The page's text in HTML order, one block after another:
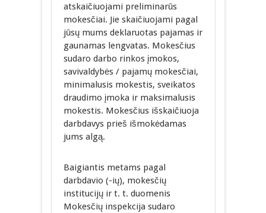
atskaičiuojami preliminarūs
mokesčiai. Jie skaičiuojami pagal
jūsų mums deklaruotas pajamas ir
gaunamas lengvatas. Mokesčius
sudaro darbo rinkos įmokos,
savivaldybės / pajamų mokesčiai,
minimalusis mokestis, sveikatos
draudimo įmoka ir maksimalusis
mokestis. Mokesčius išskaičiuoja
darbdavys prieš išmokėdamas
jums algą.
Baigiantis metams pagal
darbdavio (-ių), mokesčių
institucijų ir t. t. duomenis
Mokesčių inspekcija sudaro